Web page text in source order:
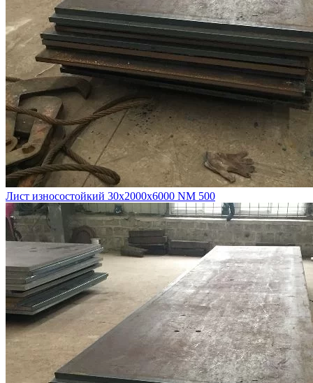
Лист износостойкий 30х2000х6000 NM 500